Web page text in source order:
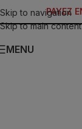
Skip to navigation
Skip to main content
PAYEZ
MENU